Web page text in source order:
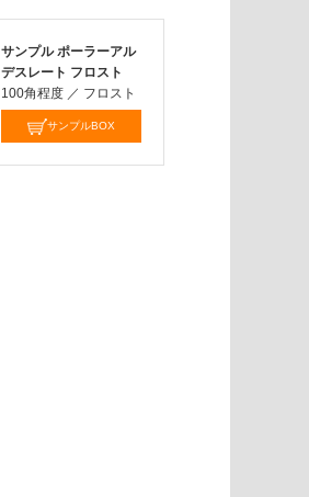
サンプル ポーラーアル
デスレート フロスト
100角程度 ／ フロスト
サンプルBOX